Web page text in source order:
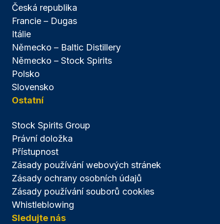
Ostatní
Stock Spirits Group
Právní doložka
Přístupnost
Zásady používání webových stránek
Zásady ochrany osobních údajů
Zásady používání souborů cookies
Whistleblowing
Sledujte nás
Česká republika
Francie – Dugas
Itálie
Německo – Baltic Distillery
Německo – Stock Spirits
Polsko
Slovensko